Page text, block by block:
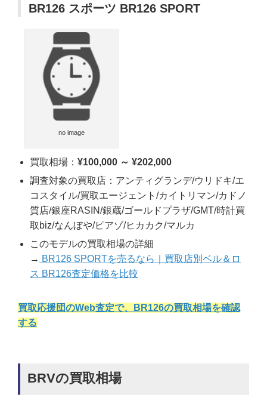
BR126 スポーツ BR126 SPORT
no image
買取相場： ¥100,000 ～ ¥202,000
調査対象の買取店：アンティグランデ/ウリドキ/エ
コスタイル/買取エージェント/カイトリマン/カドノ
質店/銀座RASIN/銀蔵/ゴールドプラザ/GMT/時計買
取biz/なんぼや/ピアゾ/ヒカカク/マルカ
このモデルの買取相場の詳細
→ BR126 SPORTを売るなら｜買取店別ベル＆ロ
ス BR126査定価格を比較
買取応援団のWeb査定で、BR126の買取相場を確認
する
BRVの買取相場